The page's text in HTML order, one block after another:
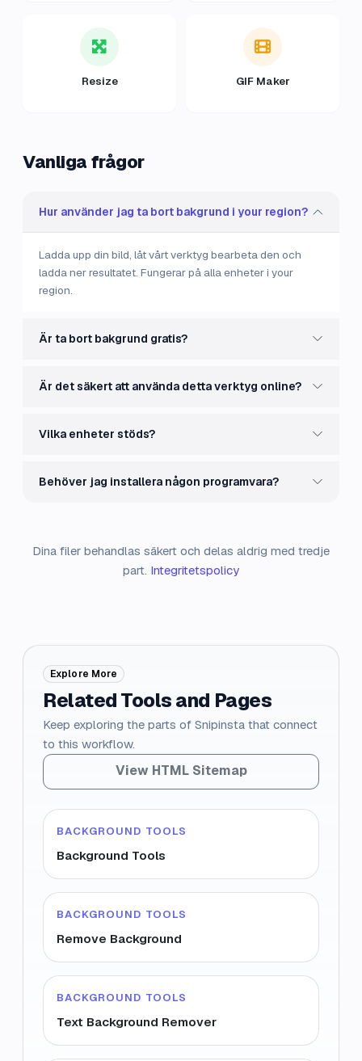
Resize GIF Maker
Vanliga frågor
Hur använder jag ta bort bakgrund i your region?
Ladda upp din bild, låt vårt verktyg bearbeta den och
ladda ner resultatet. Fungerar på alla enheter i your
region.
Är ta bort bakgrund gratis?
Är det säkert att använda detta verktyg online?
Vilka enheter stöds?
Behöver jag installera någon programvara?
Dina filer behandlas säkert och delas aldrig med tredje
part. Integritetspolicy
Explore More
Related Tools and Pages
Keep exploring the parts of Snipinsta that connect
to this workflow.
View HTML Sitemap
BACKGROUND TOOLS
Background Tools
BACKGROUND TOOLS
Remove Background
BACKGROUND TOOLS
Text Background Remover